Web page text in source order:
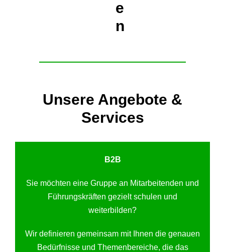
e
n
Unsere Angebote &
Services
B2B
Sie möchten eine Gruppe an Mitarbeitenden und
Führungskräften gezielt schulen und
weiterbilden?
Wir definieren gemeinsam mit Ihnen die genauen
Bedürfnisse und Themenbereiche, die das